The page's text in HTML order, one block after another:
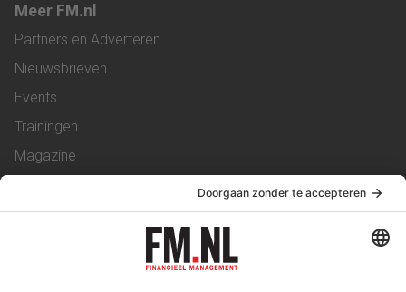
Meer FM.nl
Partners en Adverteren
Nieuwsbrieven
Events
Trainingen
Magazine
Service & Contact